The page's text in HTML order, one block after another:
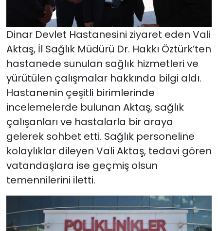
Dinar Devlet Hastanesini ziyaret eden Vali
Aktaş, İl Sağlık Müdürü Dr. Hakkı Öztürk’ten
hastanede sunulan sağlık hizmetleri ve
yürütülen çalışmalar hakkında bilgi aldı.
Hastanenin çeşitli birimlerinde
incelemelerde bulunan Aktaş, sağlık
çalışanları ve hastalarla bir araya
gelerek sohbet etti. Sağlık personeline
kolaylıklar dileyen Vali Aktaş, tedavi gören
vatandaşlara ise geçmiş olsun
temennilerini iletti.